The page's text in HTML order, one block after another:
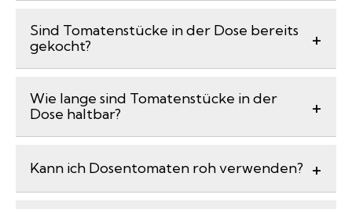
Sind Tomatenstücke in der Dose bereits
gekocht?
Wie lange sind Tomatenstücke in der
Dose haltbar?
Kann ich Dosentomaten roh verwenden?